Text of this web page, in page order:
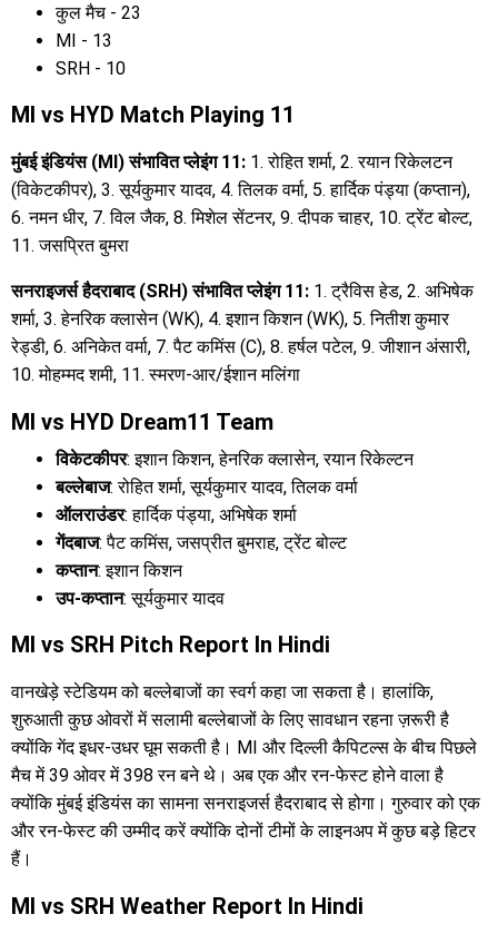
कुल मैच - 23
MI - 13
SRH - 10
MI vs HYD Match Playing 11
मुंबई इंडियंस (MI) संभावित प्लेइंग 11: 1. रोहित शर्मा, 2. रयान रिकेलटन
(विकेटकीपर), 3. सूर्यकुमार यादव, 4. तिलक वर्मा, 5. हार्दिक पंड्या (कप्तान),
6. नमन धीर, 7. विल जैक, 8. मिशेल सेंटनर, 9. दीपक चाहर, 10. ट्रेंट बोल्ट,
11. जसप्रित बुमरा
सनराइजर्स हैदराबाद (SRH) संभावित प्लेइंग 11: 1. ट्रैविस हेड, 2. अभिषेक
शर्मा, 3. हेनरिक क्लासेन (WK), 4. इशान किशन (WK), 5. नितीश कुमार
रेड्डी, 6. अनिकेत वर्मा, 7. पैट कमिंस (C), 8. हर्षल पटेल, 9. जीशान अंसारी,
10. मोहम्मद शमी, 11. स्मरण-आर/ईशान मलिंगा
MI vs HYD Dream11 Team
विकेटकीपर: इशान किशन, हेनरिक क्लासेन, रयान रिकेल्टन
बल्लेबाज: रोहित शर्मा, सूर्यकुमार यादव, तिलक वर्मा
ऑलराउंडर: हार्दिक पंड्या, अभिषेक शर्मा
गेंदबाज: पैट कमिंस, जसप्रीत बुमराह, ट्रेंट बोल्ट
कप्तान: इशान किशन
उप-कप्तान: सूर्यकुमार यादव
MI vs SRH Pitch Report In Hindi
वानखेड़े स्टेडियम को बल्लेबाजों का स्वर्ग कहा जा सकता है। हालांकि,
शुरुआती कुछ ओवरों में सलामी बल्लेबाजों के लिए सावधान रहना ज़रूरी है
क्योंकि गेंद इधर-उधर घूम सकती है। MI और दिल्ली कैपिटल्स के बीच पिछले
मैच में 39 ओवर में 398 रन बने थे। अब एक और रन-फेस्ट होने वाला है
क्योंकि मुंबई इंडियंस का सामना सनराइजर्स हैदराबाद से होगा। गुरुवार को एक
और रन-फेस्ट की उम्मीद करें क्योंकि दोनों टीमों के लाइनअप में कुछ बड़े हिटर
हैं।
MI vs SRH Weather Report In Hindi